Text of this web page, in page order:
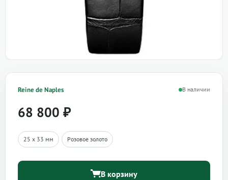
Reine de Naples В наличии
68 800 ₽
25 х 33 мм Розовое золото
В корзину